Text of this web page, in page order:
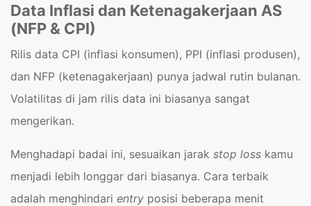
Data Inflasi dan Ketenagakerjaan AS
(NFP & CPI)
Rilis data CPI (inflasi konsumen), PPI (inflasi produsen),
dan NFP (ketenagakerjaan) punya jadwal rutin bulanan.
Volatilitas di jam rilis data ini biasanya sangat
mengerikan.
Menghadapi badai ini, sesuaikan jarak stop loss kamu
menjadi lebih longgar dari biasanya. Cara terbaik
adalah menghindari entry posisi beberapa menit